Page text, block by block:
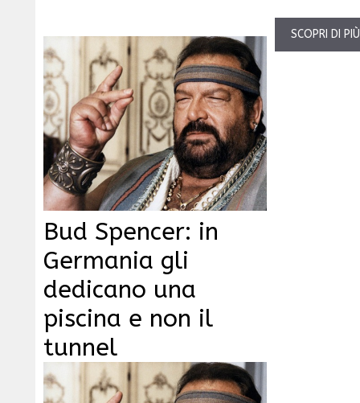
SCOPRI DI PIÙ
Bud Spencer: in
Germania gli
dedicano una
piscina e non il
tunnel